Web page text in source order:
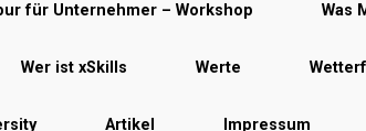
für Unternehmer – Workshop Was
Wer ist xSkills Werte
Artikel Impressum